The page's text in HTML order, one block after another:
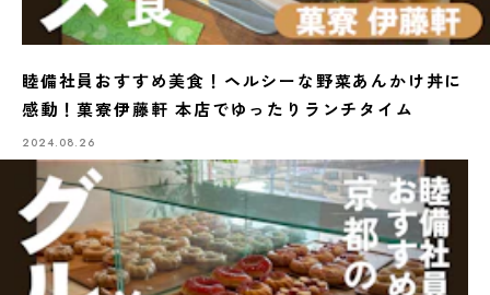
睦備社員おすすめ美食！ヘルシーな野菜あんかけ丼に
感動！菓寮伊藤軒 本店でゆったりランチタイム
2024.08.26